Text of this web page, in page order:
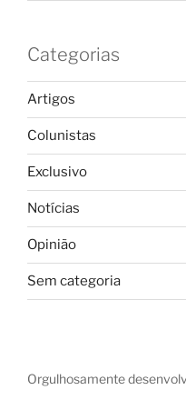
Categorias
Artigos
Colunistas
Exclusivo
Notícias
Opinião
Sem categoria
Orgulhosamente